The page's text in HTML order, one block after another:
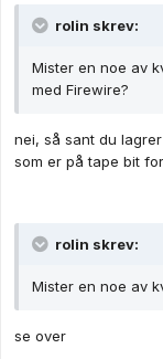
rolin skrev:
Mister en noe av
med Firewire?
nei, så sant du
som er på tape bit
rolin skrev:
Mister en noe av
se over